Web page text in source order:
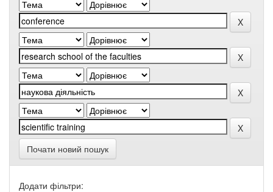
Почати новий пошук
Додати фільтри: